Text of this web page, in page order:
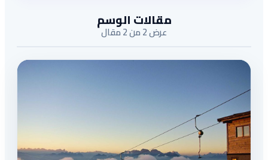
مقالات الوسم
عرض 2 من 2 مقال